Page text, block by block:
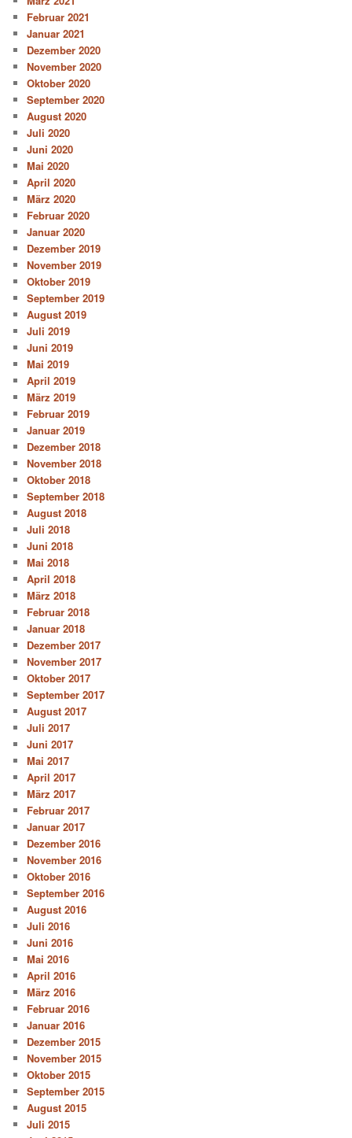
Februar 2021
Januar 2021
Dezember 2020
November 2020
Oktober 2020
September 2020
August 2020
Juli 2020
Juni 2020
Mai 2020
April 2020
März 2020
Februar 2020
Januar 2020
Dezember 2019
November 2019
Oktober 2019
September 2019
August 2019
Juli 2019
Juni 2019
Mai 2019
April 2019
März 2019
Februar 2019
Januar 2019
Dezember 2018
November 2018
Oktober 2018
September 2018
August 2018
Juli 2018
Juni 2018
Mai 2018
April 2018
März 2018
Februar 2018
Januar 2018
Dezember 2017
November 2017
Oktober 2017
September 2017
August 2017
Juli 2017
Juni 2017
Mai 2017
April 2017
März 2017
Februar 2017
Januar 2017
Dezember 2016
November 2016
Oktober 2016
September 2016
August 2016
Juli 2016
Juni 2016
Mai 2016
April 2016
März 2016
Februar 2016
Januar 2016
Dezember 2015
November 2015
Oktober 2015
September 2015
August 2015
Juli 2015